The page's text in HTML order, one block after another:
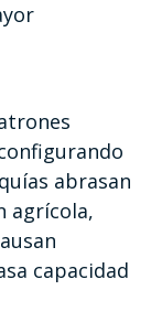
abrasan
agrícola,
capacidad